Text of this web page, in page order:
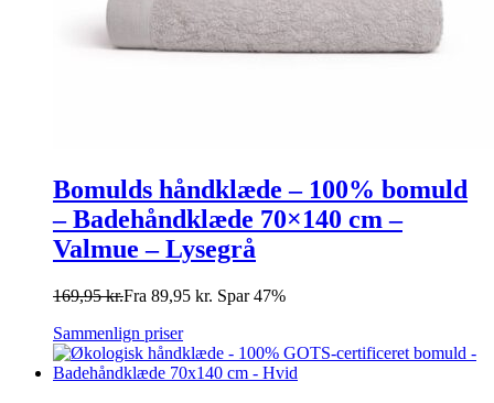
Bomulds håndklæde – 100% bomuld
– Badehåndklæde 70×140 cm –
Valmue – Lysegrå
169,95kr.Fra 89,95 kr. Spar 47%
Sammenlign priser